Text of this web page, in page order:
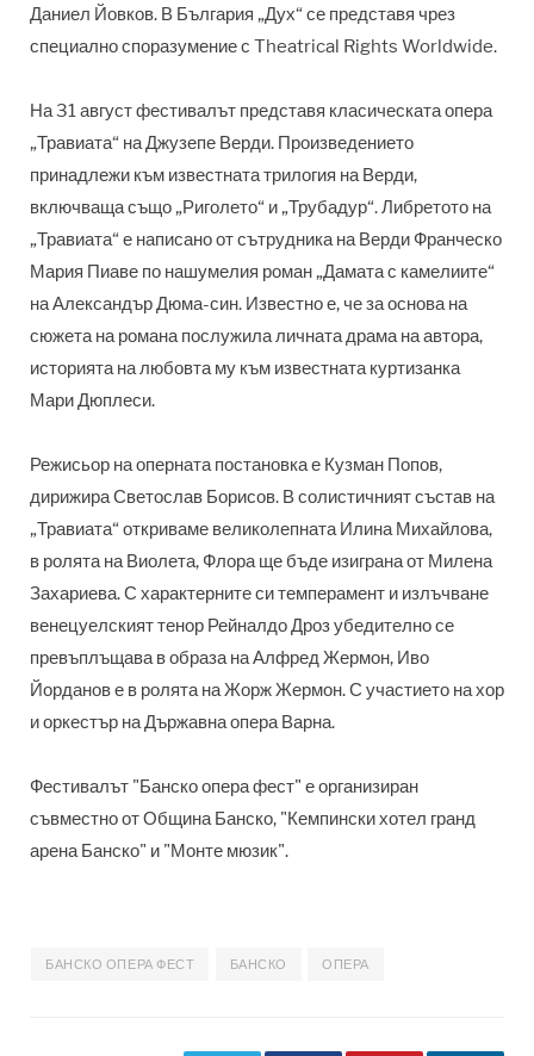
Даниел Йовков. В България „Дух“ се представя чрез
специално споразумение с Theatrical Rights Worldwide.
На 31 август фестивалът представя класическата опера
„Травиата“ на Джузепе Верди. Произведението
принадлежи към известната трилогия на Верди,
включваща също „Риголето“ и „Трубадур“. Либретото на
„Травиата“ е написано от сътрудника на Верди Франческо
Мария Пиаве по нашумелия роман „Дамата с камелиите“
на Александър Дюма-син. Известно е, че за основа на
сюжета на романа послужила личната драма на автора,
историята на любовта му към известната куртизанка
Мари Дюплеси.
Режисьор на оперната постановка е Кузман Попов,
дирижира Светослав Борисов. В солистичният състав на
„Травиата“ откриваме великолепната Илина Михайлова,
в ролята на Виолета, Флора ще бъде изиграна от Милена
Захариева. С характерните си темперамент и излъчване
венецуелският тенор Рейналдо Дроз убедително се
превъплъщава в образа на Алфред Жермон, Иво
Йорданов е в ролята на Жорж Жермон. С участието на хор
и оркестър на Държавна опера Варна.
Фестивалът "Банско опера фест" е организиран
съвместно от Община Банско, "Кемпински хотел гранд
арена Банско" и "Монте мюзик".
БАНСКО ОПЕРА ФЕСТ БАНСКО ОПЕРА